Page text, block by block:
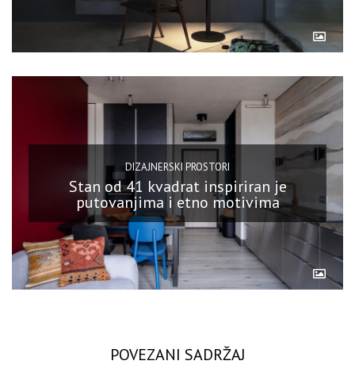
DIZAJNERSKI PROSTORI
Stan od 41 kvadrat inspiriran je
putovanjima i etno motivima
POVEZANI SADRŽAJ